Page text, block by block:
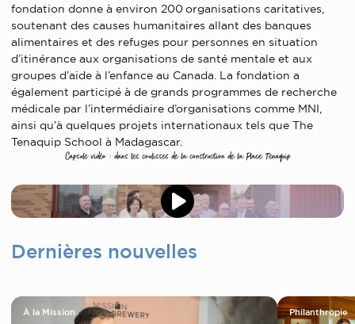
fondation donne à environ 200 organisations caritatives,
soutenant des causes humanitaires allant des banques
alimentaires et des refuges pour personnes en situation
d’itinérance aux organisations de santé mentale et aux
groupes d’aide à l’enfance au Canada. La fondation a
également participé à de grands programmes de recherche
médicale par l’intermédiaire d’organisations comme MNI,
ainsi qu’à quelques projets internationaux tels que The
Tenaquip School à Madagascar.
Capsule vidéo : dans les coulisses de la construction de la Place Tenaquip
Dernières nouvelles
À la Mission Philanthropie